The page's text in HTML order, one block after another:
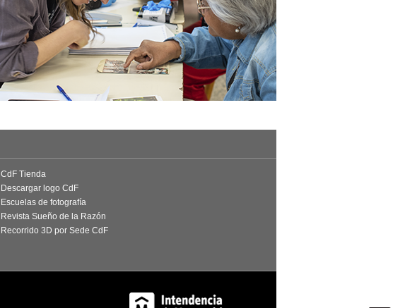
CdF Tienda
Descargar logo CdF
Escuelas de fotografía
Revista Sueño de la Razón
Recorrido 3D por Sede CdF